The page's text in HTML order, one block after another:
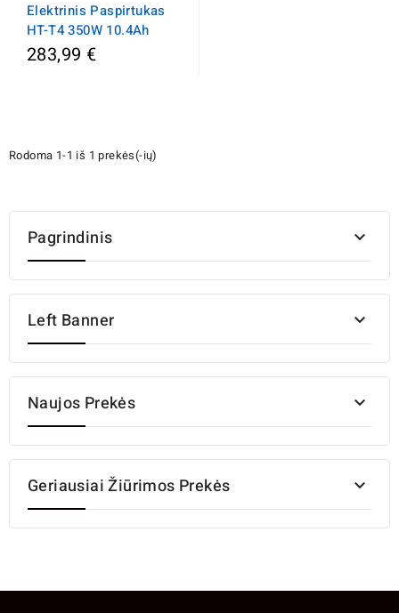
Elektrinis Paspirtukas
HT-T4 350W 10.4Ah
283,99 €
Rodoma 1-1 iš 1 prekės(-ių)
Pagrindinis 
Left Banner 
Naujos Prekės 
Geriausiai Žiūrimos Prekės 